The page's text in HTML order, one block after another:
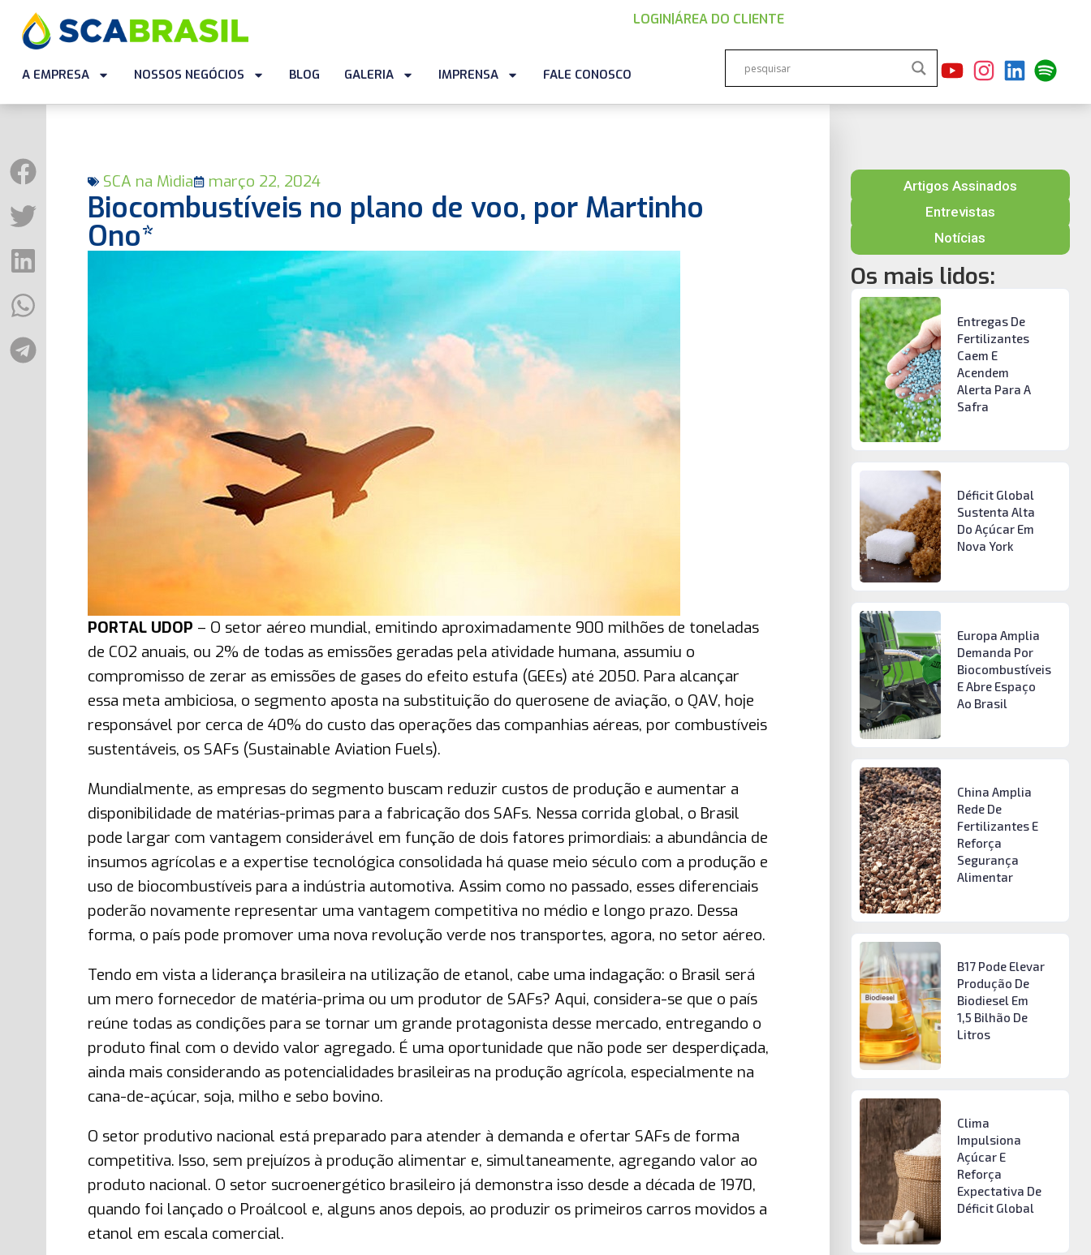
LOGIN |ÁREA DO CLIENTE
A EMPRESA NOSSOS NEGÓCIOS BLOG GALERIA IMPRENSA FALE CONOSCO
SCA na Mìdia março 22, 2024
Biocombustíveis no plano de voo, por Martinho
Ono*
PORTAL UDOP – O setor aéreo mundial, emitindo aproximadamente 900 milhões de toneladas
de CO2 anuais, ou 2% de todas as emissões geradas pela atividade humana, assumiu o
compromisso de zerar as emissões de gases do efeito estufa (GEEs) até 2050. Para alcançar
essa meta ambiciosa, o segmento aposta na substituição do querosene de aviação, o QAV, hoje
responsável por cerca de 40% do custo das operações das companhias aéreas, por combustíveis
sustentáveis, os SAFs (Sustainable Aviation Fuels).
Mundialmente, as empresas do segmento buscam reduzir custos de produção e aumentar a
disponibilidade de matérias-primas para a fabricação dos SAFs. Nessa corrida global, o Brasil
pode largar com vantagem considerável em função de dois fatores primordiais: a abundância de
insumos agrícolas e a expertise tecnológica consolidada há quase meio século com a produção e
uso de biocombustíveis para a indústria automotiva. Assim como no passado, esses diferenciais
poderão novamente representar uma vantagem competitiva no médio e longo prazo. Dessa
forma, o país pode promover uma nova revolução verde nos transportes, agora, no setor aéreo.
Tendo em vista a liderança brasileira na utilização de etanol, cabe uma indagação: o Brasil será
um mero fornecedor de matéria-prima ou um produtor de SAFs? Aqui, considera-se que o país
reúne todas as condições para se tornar um grande protagonista desse mercado, entregando o
produto final com o devido valor agregado. É uma oportunidade que não pode ser desperdiçada,
ainda mais considerando as potencialidades brasileiras na produção agrícola, especialmente na
cana-de-açúcar, soja, milho e sebo bovino.
O setor produtivo nacional está preparado para atender à demanda e ofertar SAFs de forma
competitiva. Isso, sem prejuízos à produção alimentar e, simultaneamente, agregando valor ao
produto nacional. O setor sucroenergético brasileiro já demonstra isso desde a década de 1970,
quando foi lançado o Proálcool e, alguns anos depois, ao produzir os primeiros carros movidos a
etanol em escala comercial.
Artigos Assinados
Entrevistas
Notícias
Os mais lidos:
Entregas De
Fertilizantes
Caem E
Acendem
Alerta Para A
Safra
Déficit Global
Sustenta Alta
Do Açúcar Em
Nova York
Europa Amplia
Demanda Por
Biocombustíveis
E Abre Espaço
Ao Brasil
China Amplia
Rede De
Fertilizantes E
Reforça
Segurança
Alimentar
B17 Pode Elevar
Produção De
Biodiesel Em
1,5 Bilhão De
Litros
Clima
Impulsiona
Açúcar E
Reforça
Expectativa De
Déficit Global